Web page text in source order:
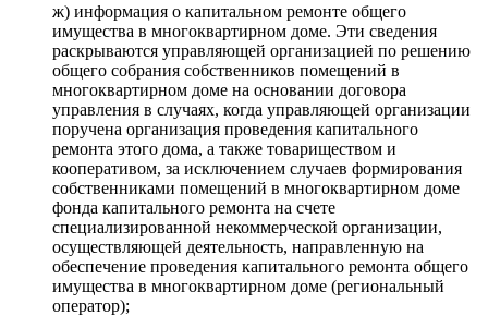
ж) информация о капитальном ремонте общего
имущества в многоквартирном доме. Эти сведения
раскрываются управляющей организацией по решению
общего собрания собственников помещений в
многоквартирном доме на основании договора
управления в случаях, когда управляющей организации
поручена организация проведения капитального
ремонта этого дома, а также товариществом и
кооперативом, за исключением случаев формирования
собственниками помещений в многоквартирном доме
фонда капитального ремонта на счете
специализированной некоммерческой организации,
осуществляющей деятельность, направленную на
обеспечение проведения капитального ремонта общего
имущества в многоквартирном доме (региональный
оператор);